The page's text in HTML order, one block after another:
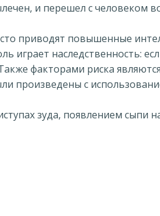
и перешел с человеком
приводят повышенные
играет наследственность:
факторами риска
произведены с
зуда, появлением сыпи